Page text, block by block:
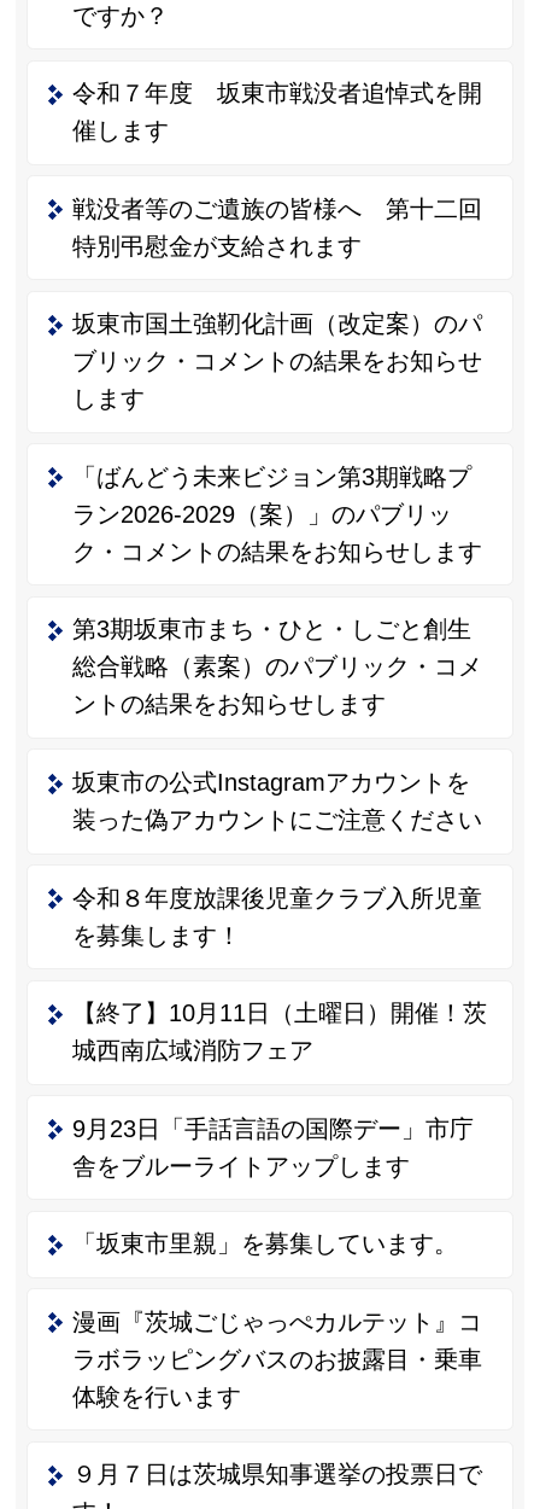
ですか？
令和７年度 坂東市戦没者追悼式を開
催します
戦没者等のご遺族の皆様へ 第十二回
特別弔慰金が支給されます
坂東市国土強靭化計画（改定案）のパ
ブリック・コメントの結果をお知らせ
します
「ばんどう未来ビジョン第3期戦略プ
ラン2026-2029（案）」のパブリッ
ク・コメントの結果をお知らせします
第3期坂東市まち・ひと・しごと創生
総合戦略（素案）のパブリック・コメ
ントの結果をお知らせします
坂東市の公式Instagramアカウントを
装った偽アカウントにご注意ください
令和８年度放課後児童クラブ入所児童
を募集します！
【終了】10月11日（土曜日）開催！茨
城西南広域消防フェア
9月23日「手話言語の国際デー」市庁
舎をブルーライトアップします
「坂東市里親」を募集しています。
漫画『茨城ごじゃっぺカルテット』コ
ラボラッピングバスのお披露目・乗車
体験を行います
９月７日は茨城県知事選挙の投票日で